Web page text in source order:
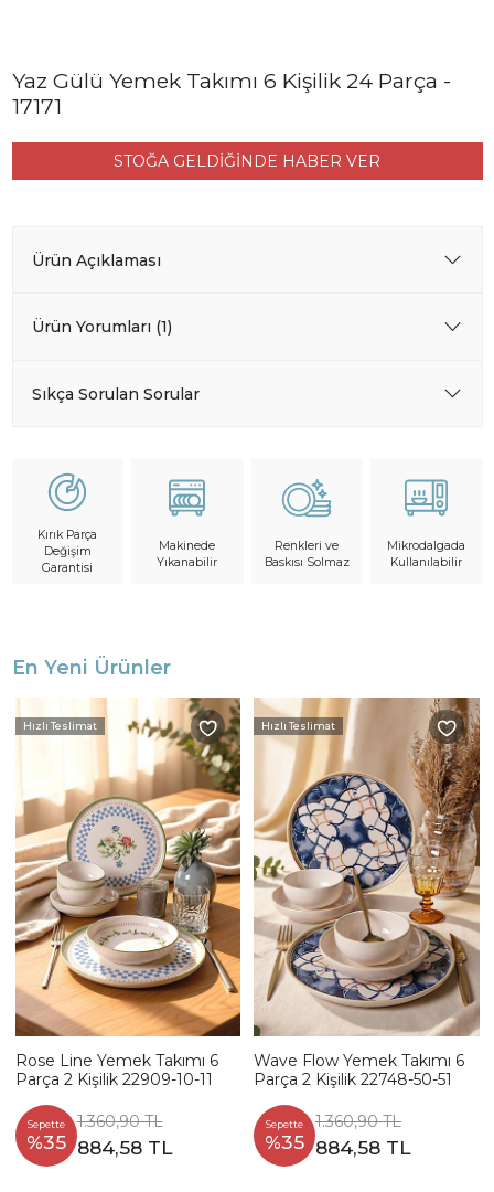
Yaz Gülü Yemek Takımı 6 Kişilik 24 Parça -
17171
STOĞA GELDİĞİNDE HABER VER
Ürün Açıklaması
Ürün Yorumları (1)
Sıkça Sorulan Sorular
Kırık Parça
Değişim
Garantisi
Makinede
Yıkanabilir
Renkleri ve
Baskısı Solmaz
Mikrodalgada
Kullanılabilir
En Yeni Ürünler
Hızlı Teslimat
Rose Line Yemek Takımı 6
Parça 2 Kişilik 22909-10-11
Sepette
%35
1.360,90 TL
884,58 TL
Hızlı Teslimat
Wave Flow Yemek Takımı 6
Parça 2 Kişilik 22748-50-51
Sepette
%35
1.360,90 TL
884,58 TL